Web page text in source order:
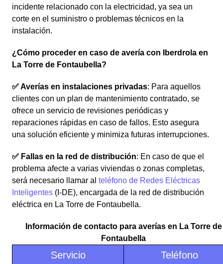
incidente relacionado con la electricidad, ya sea un
corte en el suministro o problemas técnicos en la
instalación.
¿Cómo proceder en caso de avería con Iberdrola en
La Torre de Fontaubella?
✅ Averías en instalaciones privadas: Para aquellos
clientes con un plan de mantenimiento contratado, se
ofrece un servicio de revisiones periódicas y
reparaciones rápidas en caso de fallos. Esto asegura
una solución eficiente y minimiza futuras interrupciones.
✅ Fallas en la red de distribución: En caso de que el
problema afecte a varias viviendas o zonas completas,
será necesario llamar al teléfono de Redes Eléctricas
Inteligentes (I-DE), encargada de la red de distribución
eléctrica en La Torre de Fontaubella.
Información de contacto para averías en La Torre de
Fontaubella
Servicio Teléfono